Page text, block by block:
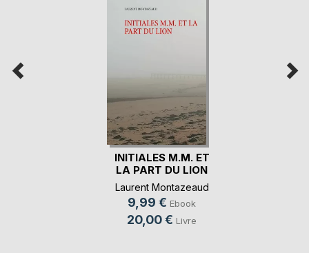
INITIALES M.M. ET
LA PART DU LION
Laurent Montazeaud
9,99 € Ebook
20,00 € Livre